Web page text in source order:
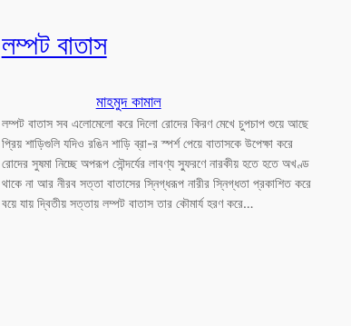
লম্পট বাতাস
মাহমুদ কামাল
লম্পট বাতাস সব এলোমেলো করে দিলো রোদের কিরণ মেখে চুপচাপ শুয়ে আছে
প্রিয় শাড়িগুলি যদিও রঙিন শাড়ি ব্রা-র স্পর্শ পেয়ে বাতাসকে উপেক্ষা করে
রোদের সুষমা নিচ্ছে অপরূপ সৌন্দর্যের লাবণ্য স্ফুরণে নারকীয় হতে হতে অখণ্ড
থাকে না আর নীরব সত্তা বাতাসের স্নিগ্ধরূপ নারীর স্নিগ্ধতা প্রকাশিত করে
বয়ে যায় দ্বিতীয় সত্তায় লম্পট বাতাস তার কৌমার্য হরণ করে…